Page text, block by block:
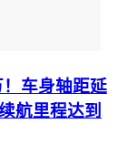
车身轴距延
航里程达到